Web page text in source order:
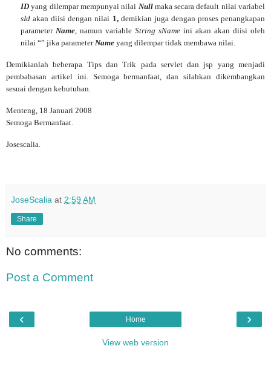
ID yang dilempar mempunyai nilai Nullmaka secara default nilai variabel
sId akan diisi dengan nilai 1, demikian juga dengan proses penangkapan
parameter Name, namun variable String sName ini akan akan diisi oleh
nilai “” jika parameterName yang dilempar tidak membawa nilai.
Demikianlah beberapa Tips dan Trik pada servlet dan jsp yang menjadi
pembahasan artikel ini. Semoga bermanfaat, dan silahkan dikembangkan
sesuai dengan kebutuhan.
Menteng, 18 Januari 2008
Semoga Bermanfaat.
Josescalia.
JoseScalia at 2:59 AM
Share
No comments:
Post a Comment
‹ ›
Home
View web version